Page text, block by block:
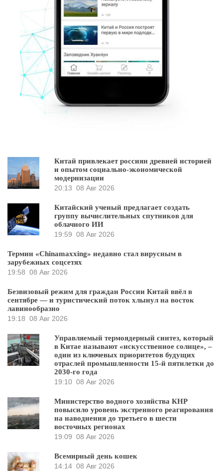
Китай привлекает россиян древней историей
и опытом социально-экономической
модернизации
20:13 08 Авг 2026
Китайский ученый предлагает создать
группу вычислительных спутников для
облачного ИИ
19:59 08 Авг 2026
Термин «Chinamaxxing» недавно стал вирусным в
зарубежных соцсетях
19:58 08 Авг 2026
Безвизовый режим для граждан России Китай ввёл в
сентябре — и туристический поток хлынул на восток
лавинообразно
19:18 08 Авг 2026
Управляемый термоядерный синтез, который
в Китае называют «искусственное солнце», –
один из ключевых приоритетов будущих
отраслей промышленности 15-й пятилетки до
2030-го года
19:10 08 Авг 2026
Министерство водного хозяйства КНР
повысило уровень экстренного реагирования
на наводнения до третьего в шести
восточных регионах
19:09 08 Авг 2026
Всемирный день кошек
14:14 08 Авг 2026